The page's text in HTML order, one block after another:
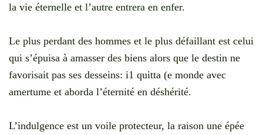
la vie éternelle et l’autre entrera en enfer.
Le plus perdant des hommes et le plus défaillant est celui
qui s’épuisa à amasser des biens alors que le destin ne
favorisait pas ses desseins: i1 quitta (e monde avec
amertume et aborda l’éternité en déshérité.
L’indulgence est un voile protecteur, la raison une épée